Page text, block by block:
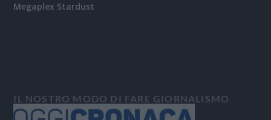
Megaplex Stardust
IL NOSTRO MODO DI FARE GIORNALISMO